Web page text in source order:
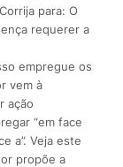
para: O
requerer a
empregue os
vem à
ação
“em face
a”. Veja este
propõe a